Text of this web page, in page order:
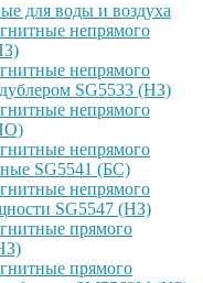
для воды и воздуха
непрямого
непрямого
SG5533 (НЗ)
непрямого
непрямого
SG5541 (БС)
непрямого
SG5547 (НЗ)
прямого
прямого